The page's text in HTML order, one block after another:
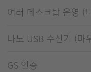
여러 데스크탑 운영 (
나노 USB 수신기 (마
GS 인증